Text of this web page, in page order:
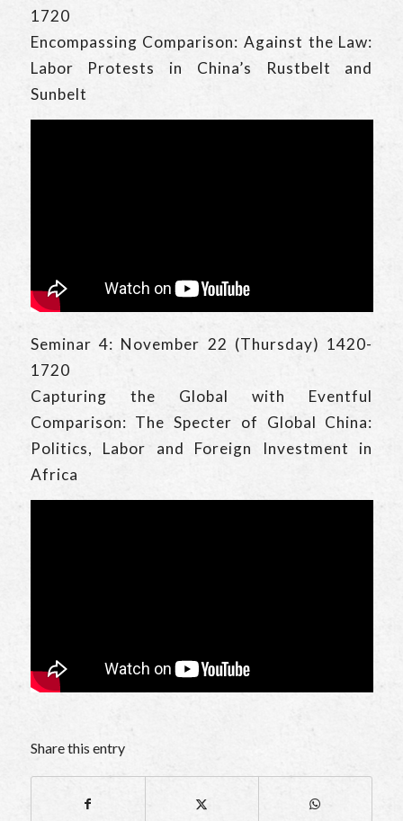
1720
Encompassing Comparison: Against the Law:
Labor Protests in China’s Rustbelt and
Sunbelt
Seminar 4: November 22 (Thursday) 1420-
1720
Capturing the Global with Eventful
Comparison: The Specter of Global China:
Politics, Labor and Foreign Investment in
Africa
Share this entry